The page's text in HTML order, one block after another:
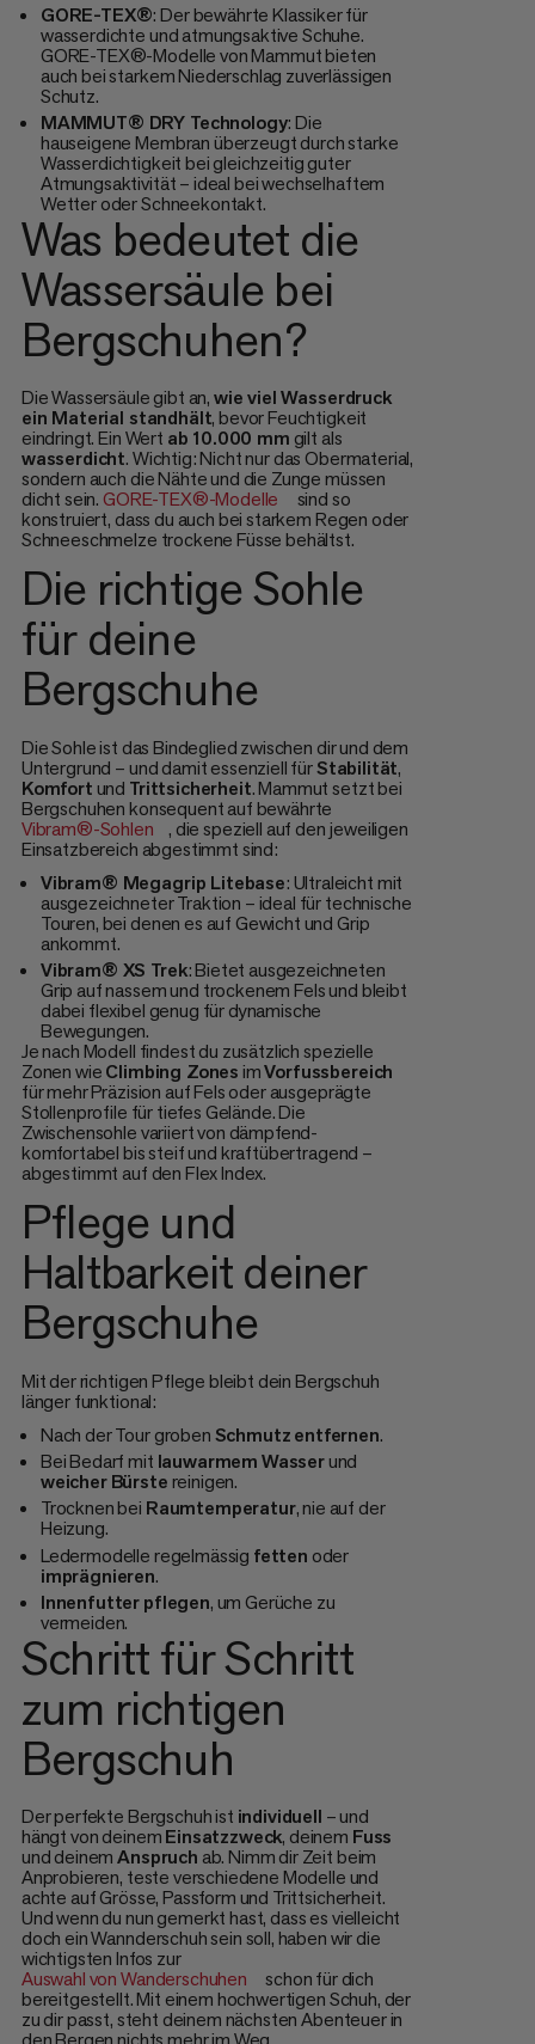
GORE-TEX®: Der bewährte Klassiker für
wasserdichte und atmungsaktive Schuhe.
GORE-TEX®-Modelle von Mammut bieten
auch bei starkem Niederschlag zuverlässigen
Schutz.
MAMMUT® DRY Technology: Die
hauseigene Membran überzeugt durch starke
Wasserdichtigkeit bei gleichzeitig guter
Atmungsaktivität – ideal bei wechselhaftem
Wetter oder Schneekontakt.
Was bedeutet die
Wassersäule bei
Bergschuhen?
Die Wassersäule gibt an,wie viel Wasserdruck
ein Material standhält, bevor Feuchtigkeit
eindringt. Ein Wert ab 10.000 mm gilt als
wasserdicht. Wichtig: Nicht nur das Obermaterial,
sondern auch die Nähte und die Zunge müssen
dicht sein.GORE-TEX®-Modelle
sind so
konstruiert, dass du auch bei starkem Regen oder
Schneeschmelze trockene Füsse behältst.
Die richtige Sohle
für deine
Bergschuhe
Die Sohle ist das Bindeglied zwischen dir und dem
Untergrund – und damit essenziell fürStabilität,
Komfortund Trittsicherheit. Mammut setzt bei
Bergschuhen konsequent auf bewährte
Vibram®-Sohlen
, die speziell auf den jeweiligen
Einsatzbereich abgestimmt sind:
Vibram® Megagrip Litebase: Ultraleicht mit
ausgezeichneter Traktion – ideal für technische
Touren, bei denen es auf Gewicht und Grip
ankommt.
Vibram® XS Trek: Bietet ausgezeichneten
Grip auf nassem und trockenem Fels und bleibt
dabei flexibel genug für dynamische
Bewegungen.
Je nach Modell findest du zusätzlich spezielle
Zonen wieClimbing ZonesimVorfussbereich
für mehr Präzision auf Fels oder ausgeprägte
Stollenprofile für tiefes Gelände. Die
Zwischensohle variiert von dämpfend-
komfortabel bis steif und kraftübertragend –
abgestimmt auf den Flex Index.
Pflege und
Haltbarkeit deiner
Bergschuhe
Mit der richtigen Pflege bleibt dein Bergschuh
länger funktional:
Nach der Tour grobenSchmutzentfernen.
Bei Bedarf mit lauwarmemWasserund
weicher Bürstereinigen.
Trocknen bei Raumtemperatur, nie auf der
Heizung.
Ledermodelle regelmässig fetten oder
imprägnieren.
Innenfutterpflegen, um Gerüche zu
vermeiden.
Schritt für Schritt
zum richtigen
Bergschuh
Der perfekte Bergschuh ist individuell – und
hängt von deinemEinsatzzweck, deinem Fuss
und deinemAnspruch ab. Nimm dir Zeit beim
Anprobieren, teste verschiedene Modelle und
achte auf Grösse, Passform und Trittsicherheit.
Und wenn du nun gemerkt hast, dass es vielleicht
doch ein Wannderschuh sein soll, haben wir die
wichtigsten Infos zur
Auswahl von Wanderschuhen
schon für dich
bereitgestellt. Mit einem hochwertigen Schuh, der
zu dir passt, steht deinem nächsten Abenteuer in